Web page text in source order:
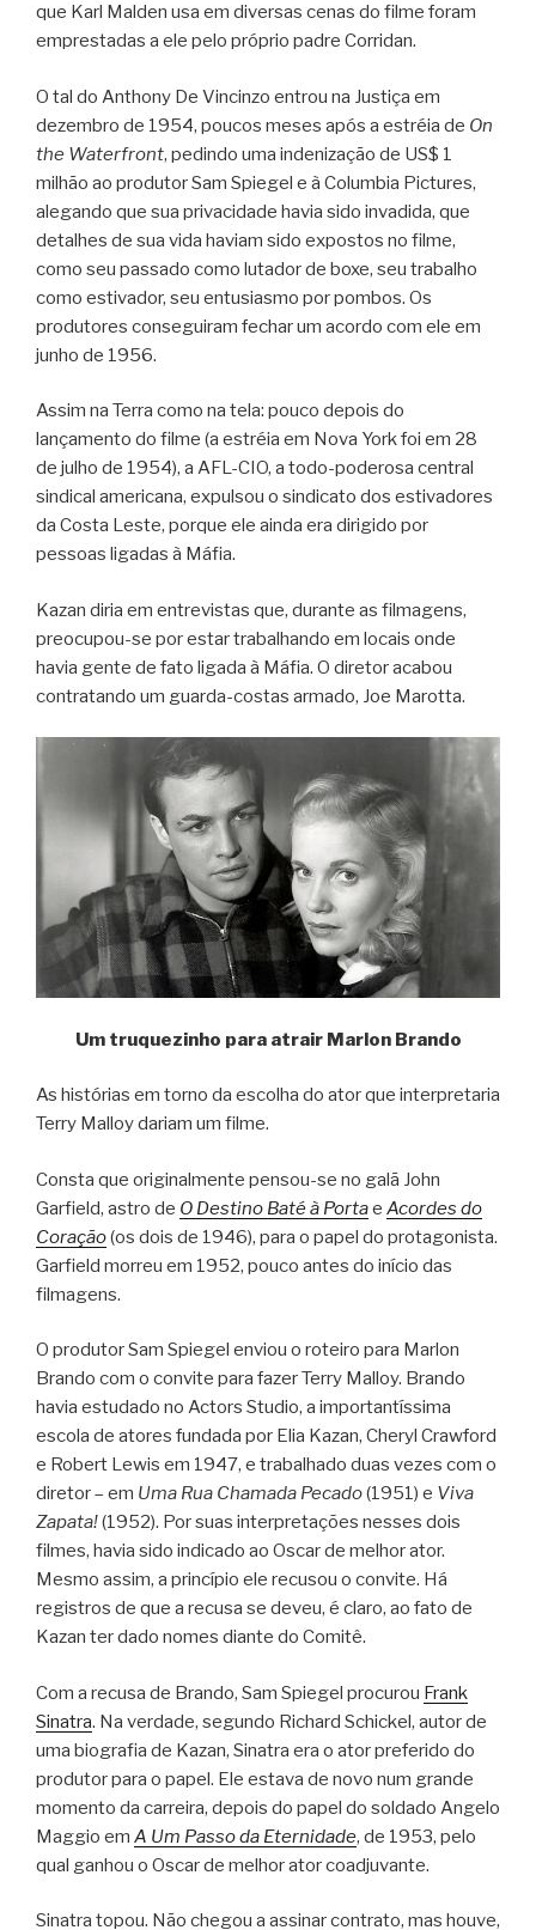
que Karl Malden usa em diversas cenas do filme foram
emprestadas a ele pelo próprio padre Corridan.
O tal do Anthony De Vincinzo entrou na Justiça em
dezembro de 1954, poucos meses após a estréia de On
the Waterfront, pedindo uma indenização de US$ 1
milhão ao produtor Sam Spiegel e à Columbia Pictures,
alegando que sua privacidade havia sido invadida, que
detalhes de sua vida haviam sido expostos no filme,
como seu passado como lutador de boxe, seu trabalho
como estivador, seu entusiasmo por pombos. Os
produtores conseguiram fechar um acordo com ele em
junho de 1956.
Assim na Terra como na tela: pouco depois do
lançamento do filme (a estréia em Nova York foi em 28
de julho de 1954), a AFL-CIO, a todo-poderosa central
sindical americana, expulsou o sindicato dos estivadores
da Costa Leste, porque ele ainda era dirigido por
pessoas ligadas à Máfia.
Kazan diria em entrevistas que, durante as filmagens,
preocupou-se por estar trabalhando em locais onde
havia gente de fato ligada à Máfia. O diretor acabou
contratando um guarda-costas armado, Joe Marotta.
Um truquezinho para atrair Marlon Brando
As histórias em torno da escolha do ator que interpretaria
Terry Malloy dariam um filme.
Consta que originalmente pensou-se no galã John
Garfield, astro de O Destino Baté à Portae Acordes do
Coração(os dois de 1946), para o papel do protagonista.
Garfield morreu em 1952, pouco antes do início das
filmagens.
O produtor Sam Spiegel enviou o roteiro para Marlon
Brando com o convite para fazer Terry Malloy. Brando
havia estudado no Actors Studio, a importantíssima
escola de atores fundada por Elia Kazan, Cheryl Crawford
e Robert Lewis em 1947, e trabalhado duas vezes com o
diretor – em Uma Rua Chamada Pecado(1951) e Viva
Zapata!(1952). Por suas interpretações nesses dois
filmes, havia sido indicado ao Oscar de melhor ator.
Mesmo assim, a princípio ele recusou o convite. Há
registros de que a recusa se deveu, é claro, ao fato de
Kazan ter dado nomes diante do Comitê.
Com a recusa de Brando, Sam Spiegel procurou Frank
Sinatra. Na verdade, segundo Richard Schickel, autor de
uma biografia de Kazan, Sinatra era o ator preferido do
produtor para o papel. Ele estava de novo num grande
momento da carreira, depois do papel do soldado Angelo
Maggio em A Um Passo da Eternidade, de 1953, pelo
qual ganhou o Oscar de melhor ator coadjuvante.
Sinatra topou. Não chegou a assinar contrato, mas houve,